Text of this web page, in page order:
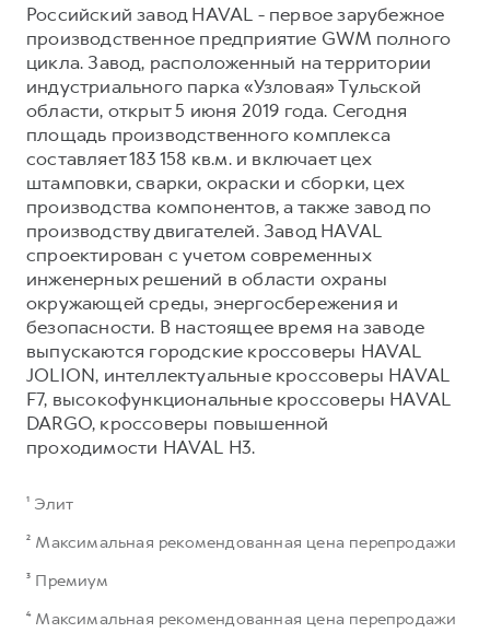
Российский завод HAVAL - первое зарубежное
производственное предприятие GWM полного
цикла. Завод, расположенный на территории
индустриального парка «Узловая» Тульской
области, открыт 5 июня 2019 года. Сегодня
площадь производственного комплекса
составляет 183 158 кв.м. и включает цех
штамповки, сварки, окраски и сборки, цех
производства компонентов, а также завод по
производству двигателей. Завод HAVAL
спроектирован с учетом современных
инженерных решений в области охраны
окружающей среды, энергосбережения и
безопасности. В настоящее время на заводе
выпускаются городские кроссоверы HAVAL
JOLION, интеллектуальные кроссоверы HAVAL
F7, высокофункциональные кроссоверы HAVAL
DARGO, кроссоверы повышенной
проходимости HAVAL H3.
¹ Элит
² Максимальная рекомендованная цена перепродажи
³ Премиум
⁴ Максимальная рекомендованная цена перепродажи